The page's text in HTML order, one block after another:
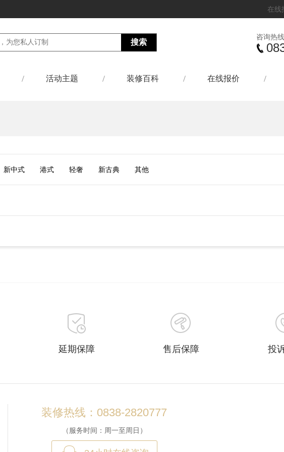
在线
咨询热线
活动主题 装修百科 在线报价
新中式 港式 轻奢 新古典 其他
延期保障 售后保障 投
装修热线：0838-2820777
（服务时间：周一至周日）